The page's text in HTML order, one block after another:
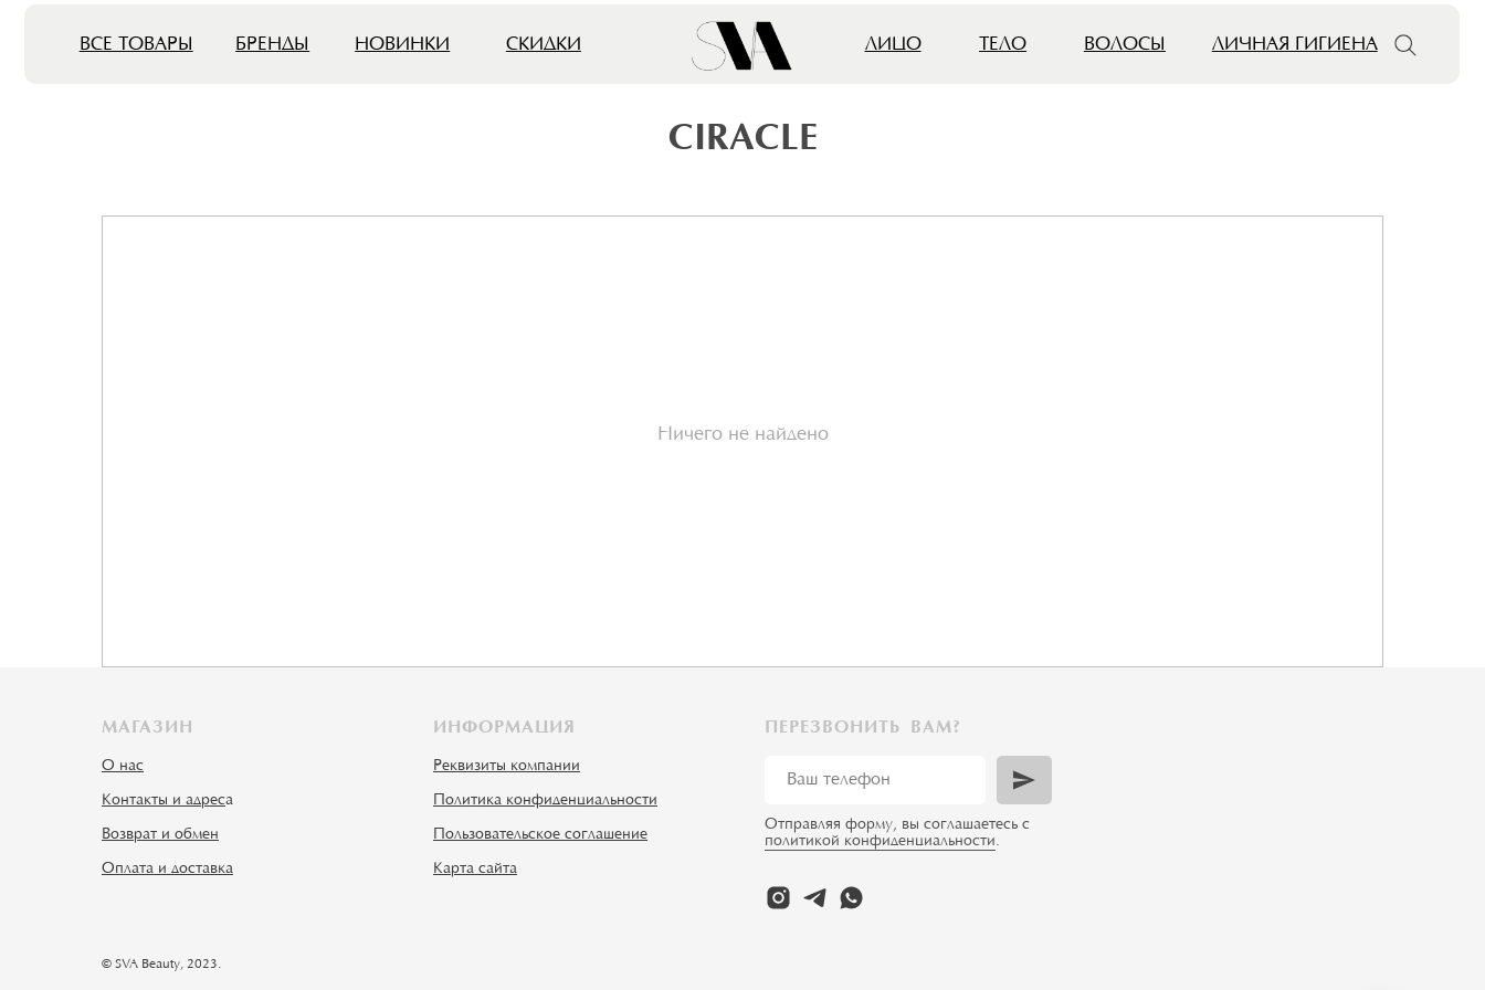
ВСЕ ТОВАРЫ БРЕНДЫ НОВИНКИ ЛИЦО ТЕЛО ЛИЧНАЯ ГИГИЕНА
ВОЛОСЫ
СКИДКИ
Главная страница → Бренды
CIRACLE
Ничего не найдено
МАГАЗИН
О нас
Контакты и адреса
Возврат и обмен
Оплата и доставка
ИНФОРМАЦИЯ
Реквизиты компании
Политика конфиденциальности
Пользовательское соглашение
Карта сайта
ПЕРЕЗВОНИТЬ ВАМ?
Отправляя форму, вы соглашаетесь с
политикой конфиденциальности.
© SVA Beauty, 2023.